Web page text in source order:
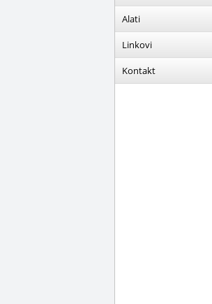
Alati
Linkovi
Kontakt